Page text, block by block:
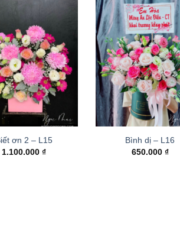
ơn 2 – L15
1.100.000 ₫
Bình dị – L16
650.000 ₫